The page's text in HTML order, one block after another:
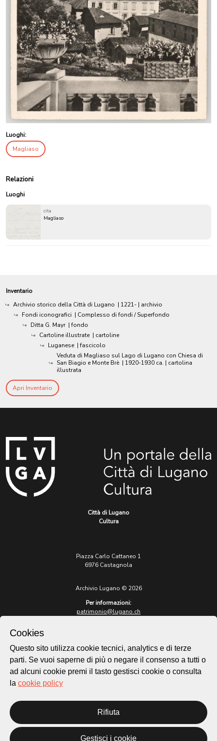
Luoghi:
Magliaso
Relazioni
Luoghi
cita
Magliaso
Inventario
Archivio storico della Città di Lugano | 1221- | archivio
Fondi iconografici | Complesso di fondi / Superfondo
Ditta G. Mayr | fondo
Cartoline illustrate | cartoline
Luganese | fascicolo
Veduta di Magliaso sul Lago di Lugano con Chiesa di
San Biagio e Monte Brè | 1920-1930 ca. | cartolina
illustrata
Apri Inventario
Città di Lugano
Cultura
Piazza Carlo Cattaneo 1
6976 Castagnola
Archivio Lugano © 2026
Per informazioni:
patrimonio@lugano.ch
lugano.ch
Cookie policy
Homepage
Temi
Cookies
Questo sito utilizza cookie tecnici, analytics e di terze
parti. Se vuoi saperne di più o negare il consenso a tutti o
ad alcuni cookie premi il tasto gestisci cookie o consulta
la cookie policy
Rifiuta
Gestisci i cookie